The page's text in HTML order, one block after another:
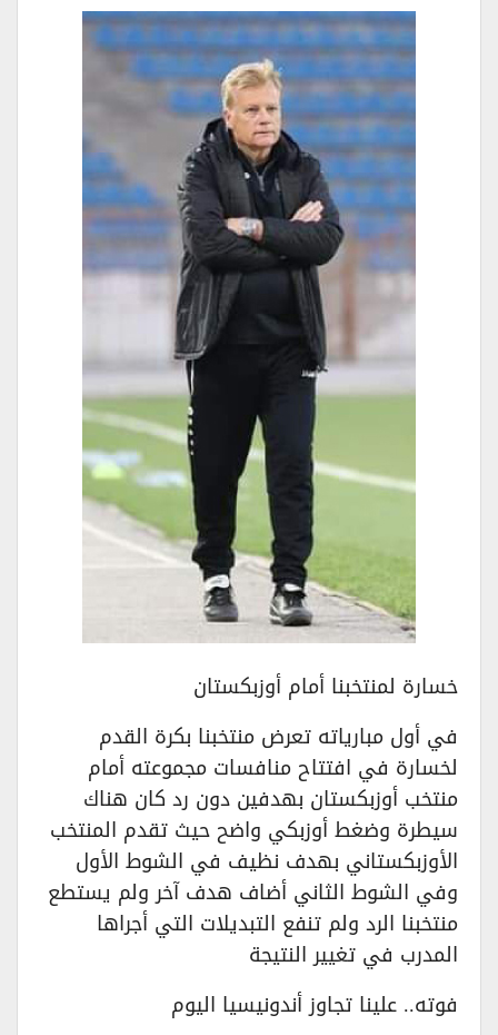
خسارة لمنتخبنا أمام أوزبكستان
في أول مبارياته تعرض منتخبنا بكرة القدم
لخسارة في افتتاح منافسات مجموعته أمام
منتخب أوزبكستان بهدفين دون رد كان هناك
سيطرة وضغط أوزبكي واضح حيث تقدم المنتخب
الأوزبكستاني بهدف نظيف في الشوط الأول
وفي الشوط الثاني أضاف هدف آخر ولم يستطع
منتخبنا الرد ولم تنفع التبديلات التي أجراها
المدرب في تغيير النتيجة
فوته.. علينا تجاوز أندونيسيا اليوم